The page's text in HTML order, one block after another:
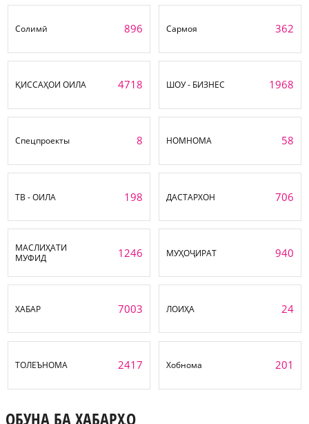
Солимӣ 896 Сармоя 362
ҚИССАҲОИ ОИЛА 4718 ШОУ - БИЗНЕС 1968
Спецпроекты 8 НОМНОМА 58
ТВ - ОИЛА 198 ДАСТАРХОН 706
МАСЛИҲАТИ
МУФИД
1246 МУҲОҶИРАТ 940
ХАБАР 7003 ЛОИҲА 24
ТОЛЕЪНОМА 2417 Хобнома 201
ОБУНА БА ХАБАРҲО